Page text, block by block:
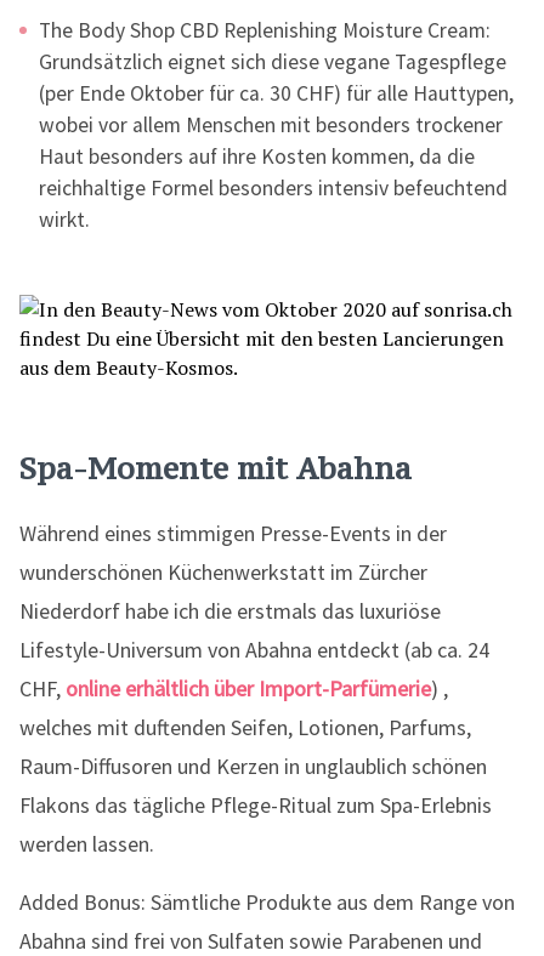
The Body Shop CBD Replenishing Moisture Cream:
Grundsätzlich eignet sich diese vegane Tagespflege
(per Ende Oktober für ca. 30 CHF) für alle Hauttypen,
wobei vor allem Menschen mit besonders trockener
Haut besonders auf ihre Kosten kommen, da die
reichhaltige Formel besonders intensiv befeuchtend
wirkt.
Spa-Momente mit Abahna
Während eines stimmigen Presse-Events in der
wunderschönen Küchenwerkstatt im Zürcher
Niederdorf habe ich die erstmals das luxuriöse
Lifestyle-Universum von Abahna entdeckt (ab ca. 24
CHF, online erhältlich über Import-Parfümerie) ,
welches mit duftenden Seifen, Lotionen, Parfums,
Raum-Diffusoren und Kerzen in unglaublich schönen
Flakons das tägliche Pflege-Ritual zum Spa-Erlebnis
werden lassen.
Added Bonus: Sämtliche Produkte aus dem Range von
Abahna sind frei von Sulfaten sowie Parabenen und